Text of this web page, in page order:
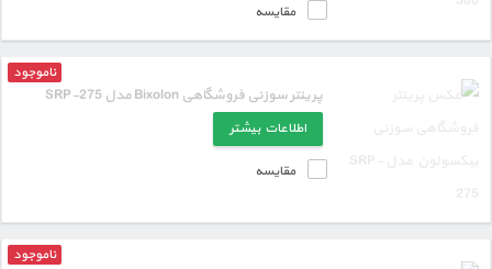
مقایسه
پرینتر سوزنی فروشگاهی Bixolon مدل SRP-275
ناموجود
اطلاعات بیشتر
مقایسه
ناموجود